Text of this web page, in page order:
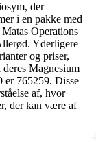
der
i en pakke med
Operations
Yderligere
og priser,
Magnesium
er 765259. Disse
af, hvor
der kan være af